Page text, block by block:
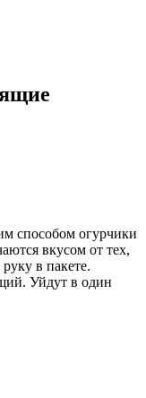
способом огурчики
вкусом от тех,
в пакете.
Уйдут в один